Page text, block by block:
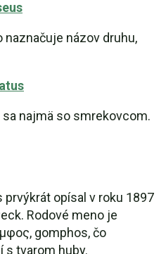
naznačuje názov druhu,
sa najmä so smrekovcom.
opísal v roku 1897
Rodové meno je
gomphos, čo
s tvarom huby.